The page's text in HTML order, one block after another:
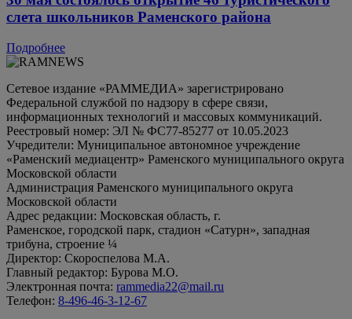
слета школьников Раменского района
Подробнее
Сетевое издание «РАММЕДИА» зарегистрировано
Федеральной службой по надзору в сфере связи,
информационных технологий и массовых коммуникаций.
Реестровый номер: ЭЛ № ФС77-85277 от 10.05.2023
Учредители: Муниципальное автономное учреждение
«Раменский медиацентр» Раменского муниципального округа
Московской области
Администрация Раменского муниципального округа
Московской области
Адрес редакции: Московская область, г.
Раменское, городской парк, стадион «Сатурн», западная
трибуна, строение ¼
Директор: Скороспелова М.А.
Главный редактор: Бурова М.О.
Электронная почта: rammedia22@mail.ru
Телефон: 8-496-46-3-12-67